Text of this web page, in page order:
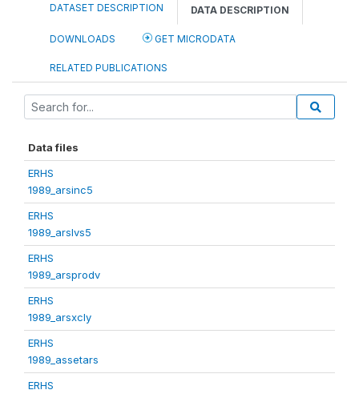
DATASET DESCRIPTION DATA DESCRIPTION
DOWNLOADS GET MICRODATA
RELATED PUBLICATIONS
Data files
ERHS
1989_arsinc5
ERHS
1989_arslvs5
ERHS
1989_arsprodv
ERHS
1989_arsxcly
ERHS
1989_assetars
ERHS